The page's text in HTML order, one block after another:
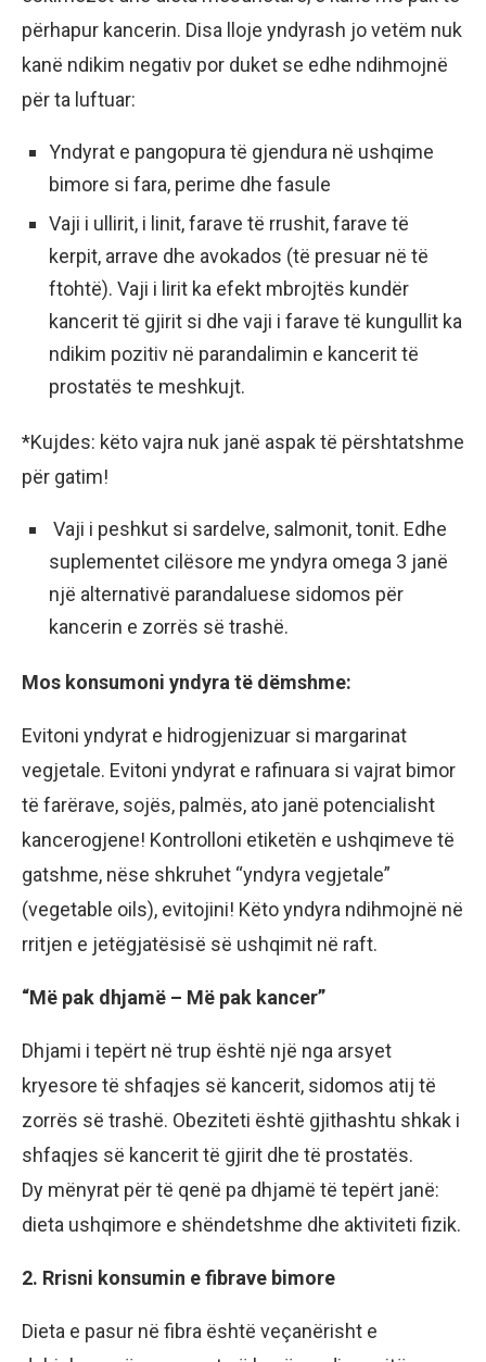
përhapur kancerin. Disa lloje yndyrash jo vetëm nuk
kanë ndikim negativ por duket se edhe ndihmojnë
për ta luftuar:
Yndyrat e pangopura të gjendura në ushqime
bimore si fara, perime dhe fasule
Vaji i ullirit, i linit, farave të rrushit, farave të
kerpit, arrave dhe avokados (të presuar në të
ftohtë). Vaji i lirit ka efekt mbrojtës kundër
kancerit të gjirit si dhe vaji i farave të kungullit ka
ndikim pozitiv në parandalimin e kancerit të
prostatës te meshkujt.
*Kujdes: këto vajra nuk janë aspak të përshtatshme​
për gatim!
Vaji i peshkut si sardelve, salmonit, tonit. Edhe
suplementet cilësore me yndyra omega 3 janë
një alternativë parandaluese sidomos për
kancerin e zorrës së trashë.
Mos konsumoni yndyra të dëmshme:
Evitoni yndyrat e hidrogjenizuar si margarinat
vegjetale. Evitoni yndyrat e rafinuara si vajrat bimor
të farërave, sojës, palmës, ato janë potencialisht
kancerogjene! Kontrolloni etiketën e ushqimeve të
gatshme, nëse shkruhet “yndyra vegjetale”
(vegetable oils), evitojini! Këto yndyra ndihmojnë në
rritjen e jetëgjatësisë së ushqimit në raft.
“Më pak dhjamë – Më pak kancer”
Dhjami i tepërt në trup është një nga arsyet
kryesore të shfaqjes së kancerit, sidomos atij të
zorrës së trashë. Obeziteti është gjithashtu shkak i
shfaqjes së kancerit të gjirit dhe të prostatës.
Dy mënyrat për të qenë pa dhjamë të tepërt janë:
dieta ushqimore e shëndetshme dhe aktiviteti fizik.
2. Rrisni konsumin e fibrave bimore
Dieta e pasur në fibra është veçanërisht e